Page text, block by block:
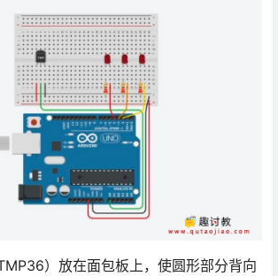
）放在面包板上，使圆形部分背向